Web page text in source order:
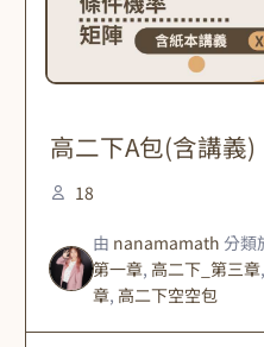
高二下A包(含講義)
18
由 nanamamath 分類
第一章, 高二下_第三章,
章, 高二下空空包